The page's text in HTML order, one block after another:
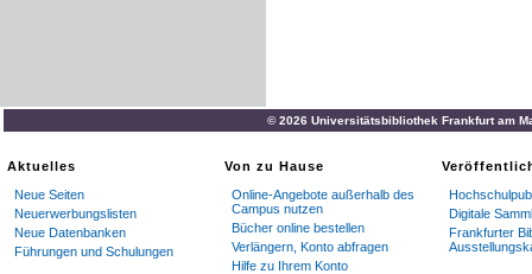
© 2026 Universitätsbibliothek Frankfurt am
Aktuelles
Neue Seiten
Neuerwerbungslisten
Neue Datenbanken
Führungen und Schulungen
Von zu Hause
Online-Angebote außerhalb des
Campus nutzen
Bücher online bestellen
Verlängern, Konto abfragen
Hilfe zu Ihrem Konto
Digitale
Frankfurter